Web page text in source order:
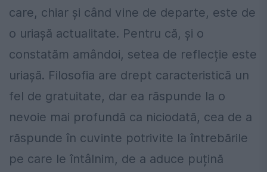
care, chiar și când vine de departe, este de
o uriașă actualitate. Pentru că, și o
constatăm amândoi, setea de reflecție este
uriașă. Filosofia are drept caracteristică un
fel de gratuitate, dar ea răspunde la o
nevoie mai profundă ca niciodată, cea de a
răspunde în cuvinte potrivite la întrebările
pe care le întâlnim, de a aduce puțină